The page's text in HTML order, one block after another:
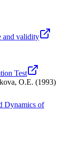
and validity
Test
O.E. (1993)
Dynamics of